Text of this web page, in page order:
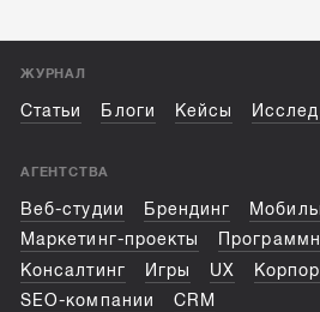
ЖУРНАЛ
Статьи Блоги Кейсы
АГЕНТСТВА
Веб-студии Брендинг
Маркетинг-проекты
Консалтинг
Игры UX
SEO-компании
CRM